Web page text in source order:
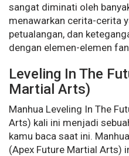
sangat diminati oleh
menawarkan cerita-cerita
petualangan, dan
dengan elemen-elemen
Leveling In The
Martial Arts)
Manhua Leveling In The
Arts) kali ini menjadi
kamu baca saat ini.
(Apex Future Martial Arts)